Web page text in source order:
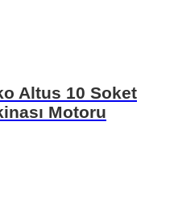
Altus 10 Soket
Motoru